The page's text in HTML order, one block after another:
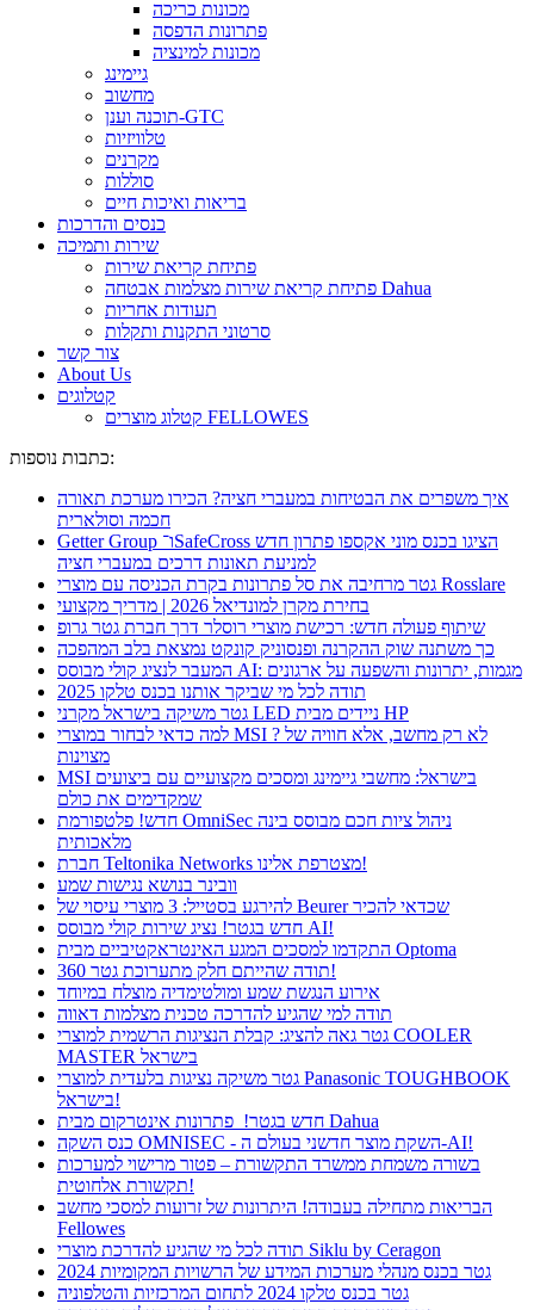
מכונות כריכה
פתרונות הדפסה
מכונות למינציה
גיימינג
מחשוב
תוכנה וענן-GTC
טלוויזיות
מקרנים
סוללות
בריאות ואיכות חיים
כנסים והדרכות
שירות ותמיכה
פתיחת קריאת שירות
פתיחת קריאת שירות מצלמות אבטחה Dahua
תעודות אחריות
סרטוני התקנות ותקלות
צור קשר
About Us
קטלוגים
קטלוג מוצרים FELLOWES
כתבות נוספות:
איך משפרים את הבטיחות במעברי חציה? הכירו מערכת תאורה
חכמה וסולארית
Getter Group ו־SafeCross הציגו בכנס מוני אקספו פתרון חדש
למניעת תאונות דרכים במעברי חציה
גטר מרחיבה את סל פתרונות בקרת הכניסה עם מוצרי Rosslare
בחירת מקרן למונדיאל 2026 | מדריך מקצועי
שיתוף פעולה חדש: רכישת מוצרי רוסלר דרך חברת גטר גרופ
כך משתנה שוק ההקרנה ופנסוניק קונקט נמצאת בלב המהפכה
המעבר לנציג קולי מבוסס AI: מגמות, יתרונות והשפעה על ארגונים
תודה לכל מי שביקר אותנו בכנס טלקו 2025
גטר משיקה בישראל מקרני LED ניידים מבית HP
למה כדאי לבחור במוצרי MSI ? לא רק מחשב, אלא חוויה של
מצוינות
MSI בישראל: מחשבי גיימינג ומסכים מקצועיים עם ביצועים
שמקדימים את כולם
חדש! פלטפורמת OmniSec ניהול ציות חכם מבוסס בינה
מלאכותית
חברת Teltonika Networks מצטרפת אלינו!
וובינר בנושא נגישות שמע
להירגע בסטייל: 3 מוצרי עיסוי של Beurer שכדאי להכיר
חדש בגטר! נציג שירות קולי מבוסס AI!
התקדמו למסכים המגע האינטראקטיביים מבית Optoma
תודה שהייתם חלק מתערוכת גטר 360!
אירוע הנגשת שמע ומולטימדיה מוצלח במיוחד
תודה למי שהגיע להדרכה טכנית מצלמות דאווה
גטר גאה להציג: קבלת הנציגות הרשמית למוצרי COOLER
MASTER בישראל
גטר משיקה נציגות בלעדית למוצרי Panasonic TOUGHBOOK
בישראל!
חדש בגטר! פתרונות אינטרקום מבית Dahua
כנס השקה OMNISEC - השקת מוצר חדשני בעולם ה-AI!
בשורה משמחת ממשרד התקשורת – פטור מרישוי למערכות
תקשורת אלחוטית!
הבריאות מתחילה בעבודה! היתרונות של זרועות למסכי מחשב
Fellowes
תודה לכל מי שהגיע להדרכת מוצרי Siklu by Ceragon
גטר בכנס מנהלי מערכות המידע של הרשויות המקומיות 2024
גטר בכנס טלקו 2024 לתחום המרכזיות והטלפוניה